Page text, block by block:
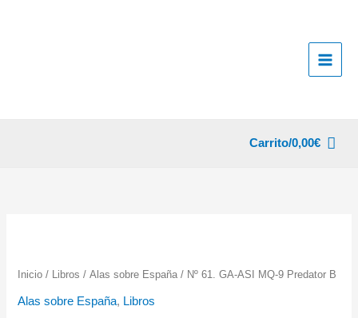
Carrito/0,00€
Inicio / Libros /Alas sobre España / Nº 61. GA-ASI MQ-9 Predator B
Alas sobre España, Libros